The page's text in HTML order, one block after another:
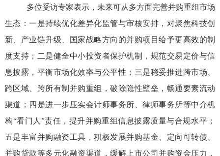
多位受访专家表示，未来可从多方面完善并购重组市场
生态：一是持续优化差异化监管与审核安排，对聚焦科技创
新、产业链升级、国家战略方向的并购项目给予更高效的制
度支持；二是健全中小投资者保护机制，规范交易定价与信
息披露，平衡市场化效率与公平性；三是稳妥推进跨市场、
跨区域、跨所有制并购重组，破除隐性壁垒，畅通要素流动
渠道；四是进一步压实会计师事务所、律师事务所等中介机
构“看门人”责任，提升并购重组信息披露质量与合规水平；
五是丰富并购融资工具，积极发展并购基金、定向可转债、
并购贷款等多元化融资渠道，缓解上市公司并购资金压力，